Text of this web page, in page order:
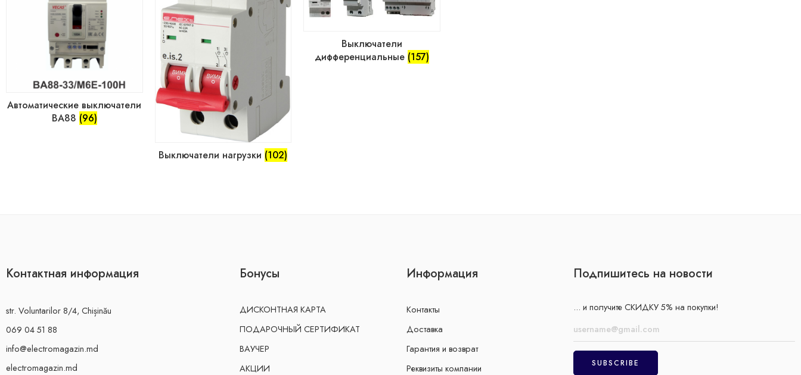
Автоматические выключатели
ВА88 (96)
Выключатели нагрузки (102)
Выключатели
дифференциальные (157)
Контактная информация
str. Voluntarilor 8/4, Chișinău
069 04 51 88
info@electromagazin.md
electromagazin.md
Бонусы
ДИСКОНТНАЯ КАРТА
ПОДАРОЧНЫЙ СЕРТИФИКАТ
ВАУЧЕР
АКЦИИ
Информация
Контакты
Доставка
Гарантия и возврат
Реквизиты компании
Подпишитесь на новости
... и получите СКИДКУ 5% на покупки!